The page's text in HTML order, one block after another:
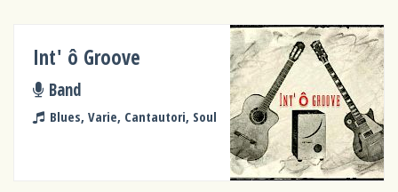
Int' ô Groove
Band
Blues, Varie, Cantautori, Soul